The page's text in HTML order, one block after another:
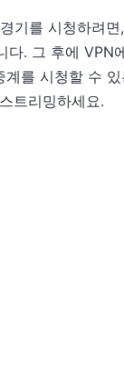
기를 시청하려
다. 그 후에 VPN
계를 시청할 수
트리밍하세요.